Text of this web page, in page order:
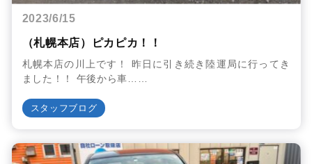
2023/6/15
（札幌本店）ピカピカ！！
札幌本店の川上です！ 昨日に引き続き陸運局に行ってき
ました！！ 午後から車……
スタッフブログ